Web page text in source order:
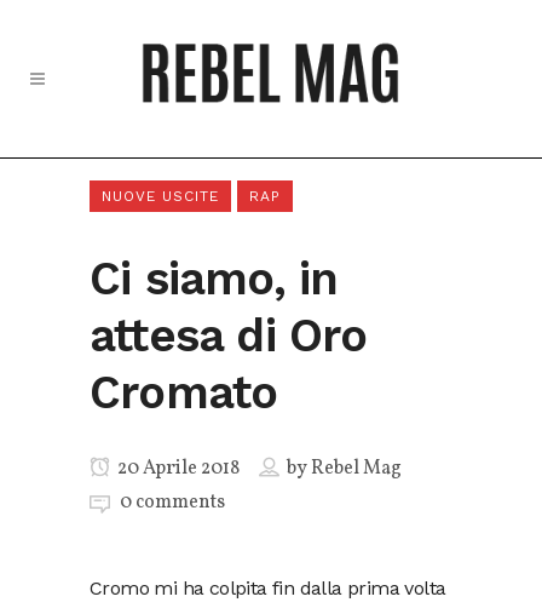
NUOVE USCITE RAP
Ci siamo, in
attesa di Oro
Cromato
20 Aprile 2018 byRebel Mag
0 comments
Cromo mi ha colpita fin dalla prima volta